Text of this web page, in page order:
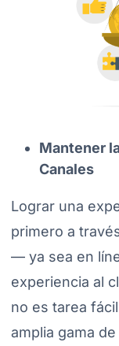
Mantener
Canales
Lograr una
primero a
— ya sea en
experiencia al
no es tarea
amplia gama